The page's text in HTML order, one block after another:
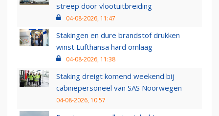
streep door vlootuitbreiding
04-08-2026, 11:47
Stakingen en dure brandstof drukken
winst Lufthansa hard omlaag
04-08-2026, 11:38
Staking dreigt komend weekend bij
cabinepersoneel van SAS Noorwegen
04-08-2026, 10:57